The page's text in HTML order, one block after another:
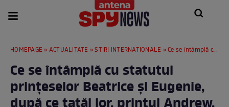
HOMEPAGE » ACTUALITATE »STIRI INTERNATIONALE » Ce se întâmplă cu statutul prințeselor Beatrice și Eugenie, după ce tatăl lor, prințul Andrew, a pierdut titlul nobiliar. Cele două au plecat din Marea Britanie
Ce se întâmplă cu statutul
prințeselor Beatrice și Eugenie,